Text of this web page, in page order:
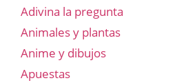
Adivina la pregunta
Animales y plantas
Anime y dibujos
Apuestas